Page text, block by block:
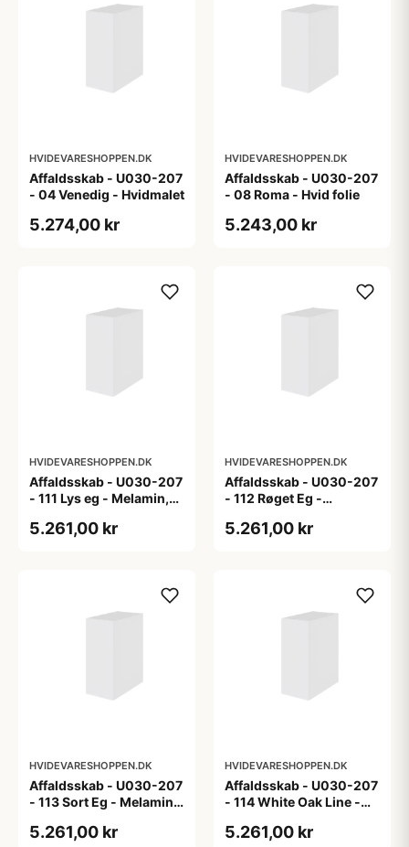
HVIDEVARESHOPPEN.DK
Affaldsskab - U030-207
- 04 Venedig - Hvidmalet
5.274,00 kr
HVIDEVARESHOPPEN.DK
Affaldsskab - U030-207
- 08 Roma - Hvid folie
5.243,00 kr
HVIDEVARESHOPPEN.DK
Affaldsskab - U030-207
- 111 Lys eg - Melamin,
5.261,00 kr
HVIDEVARESHOPPEN.DK
Affaldsskab - U030-207
- 112 Røget Eg -
5.261,00 kr
HVIDEVARESHOPPEN.DK
Affaldsskab - U030-207
- 113 Sort Eg - Melamin,
5.261,00 kr
HVIDEVARESHOPPEN.DK
Affaldsskab - U030-207
- 114 White Oak Line -
5.261,00 kr